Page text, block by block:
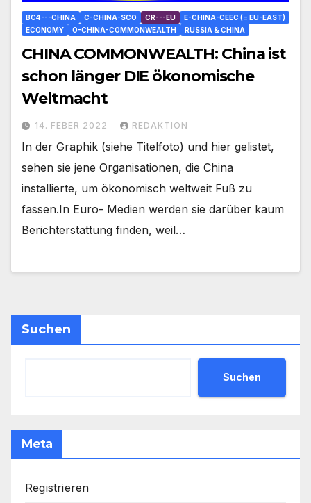
BC4---CHINA C-CHINA-SCO CR---EU
E-CHINA-CEEC (= EU-EAST)
ECONOMY
O-CHINA-COMMONWEALTH RUSSIA & CHINA
CHINA COMMONWEALTH: China ist
schon länger DIE ökonomische
Weltmacht
14. FEBER 2022 REDAKTION
In der Graphik (siehe Titelfoto) und hier gelistet,
sehen sie jene Organisationen, die China
installierte, um ökonomisch weltweit Fuß zu
fassen.In Euro- Medien werden sie darüber kaum
Berichterstattung finden, weil…
Suchen
Suchen
Meta
Registrieren